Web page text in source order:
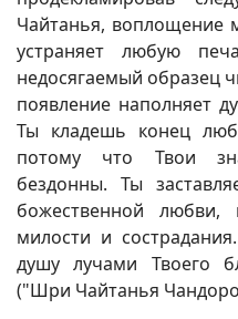
Чайтанья, воплощение
устраняет любую
недосягаемый образец
появление наполняет
Ты кладешь конец
потому что Твои
бездонны. Ты
божественной
милости и
душу лучами Твоего
("Шри Чайтанья